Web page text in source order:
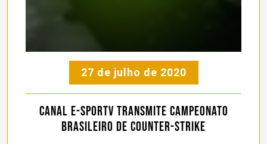
27 de julho de 2020
Canal e-SporTV transmite Campeonato
Brasileiro de Counter-Strike